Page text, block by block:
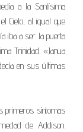
a la Santísima
Cielo, al igual que
iba a ser la puerta
Trinidad. «Janua
en sus últimas
primeros síntomas
de Addison.